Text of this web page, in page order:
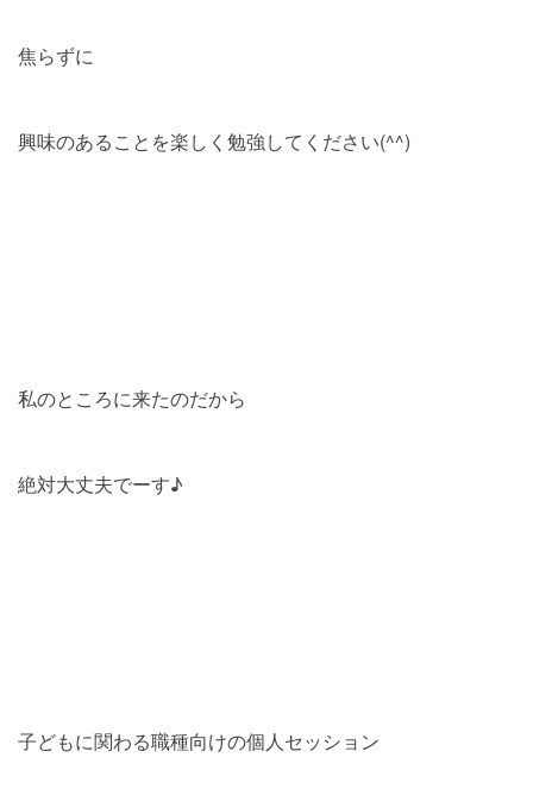
焦らずに
興味のあることを楽しく勉強してください(^^)
私のところに来たのだから
絶対大丈夫でーす♪
子どもに関わる職種向けの個人セッション